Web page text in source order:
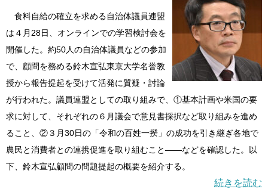
食料自給の確立を求める自治体議員連盟
は４月28日、オンラインでの学習検討会を
開催した。約50人の自治体議員などの参加
で、顧問を務める鈴木宣弘東京大学名誉教
授から報告提起を受けて活発に質疑・討論
が行われた。議員連盟としての取り組みで、①基本計画や米国の要
求に対して、それぞれの６月議会で意見書採択など取り組みを進め
ること、②３月30日の「令和の百姓一揆」の成功を引き継ぎ各地で
農民と消費者との連携促進を取り組むこと――などを確認した。以
下、鈴木宣弘顧問の問題提起の概要を紹介する。
続きを読む